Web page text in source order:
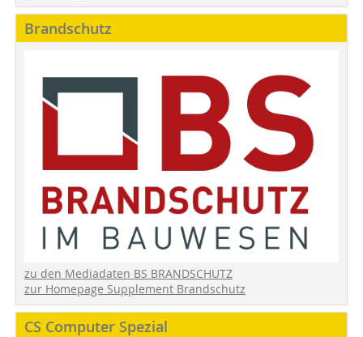
Brandschutz
zu den Mediadaten BS BRANDSCHUTZ
zur Homepage Supplement Brandschutz
CS Computer Spezial